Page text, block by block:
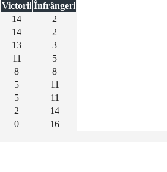
Victorii Înfrângeri
14
2
14
2
13
3
11
5
8
8
5
11
5
11
2
14
0
16